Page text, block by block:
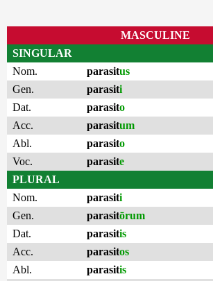
MASCULINE
SINGULAR
Nom.
parasitus
Gen.
parasiti
Dat.
parasito
Acc.
parasitum
Abl.
parasito
Voc.
parasite
PLURAL
Nom.
parasiti
Gen.
parasitōrum
Dat.
parasitis
Acc.
parasitos
Abl.
parasitis